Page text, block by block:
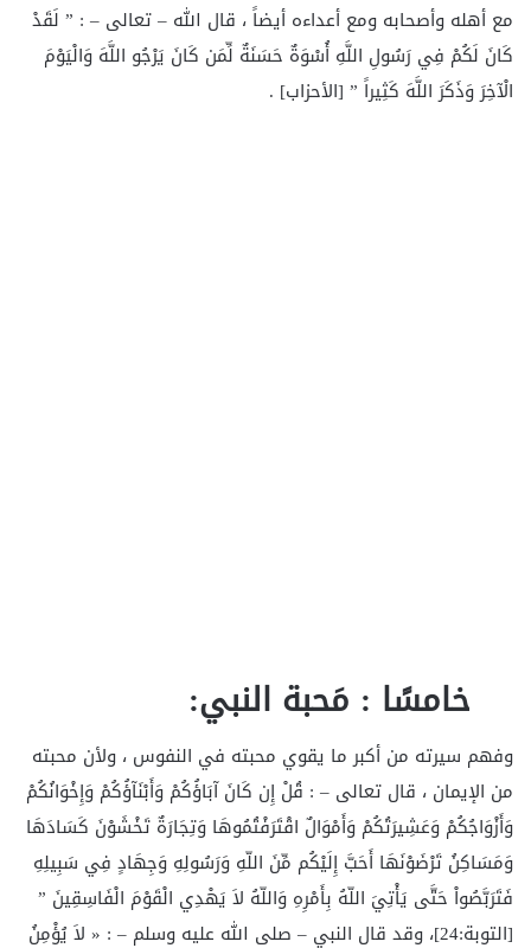
مع أهله وأصحابه ومع أعداءه أيضاً ، قال الله – تعالى – : ” لَقَدْ
كَانَ لَكُمْ فِي رَسُولِ اللَّهِ أُسْوَةٌ حَسَنَةٌ لِّمَن كَانَ يَرْجُو اللَّهَ وَالْيَوْمَ
الْآخِرَ وَذَكَرَ اللَّهَ كَثِيراً ” [الأحزاب] .
خامسًا : مَحبة النبي:
وفهم سيرته من أكبر ما يقوي محبته في النفوس ، ولأن محبته
من الإيمان ، قال تعالى – : قُلْ إِن كَانَ آبَاؤُكُمْ وَأَبْنَآؤُكُمْ وَإِخْوَانُكُمْ
وَأَزْوَاجُكُمْ وَعَشِيرَتُكُمْ وَأَمْوَالٌ اقْتَرَفْتُمُوهَا وَتِجَارَةٌ تَخْشَوْنَ كَسَادَهَا
وَمَسَاكِنُ تَرْضَوْنَهَا أَحَبَّ إِلَيْكُم مِّنَ اللّهِ وَرَسُولِهِ وَجِهَادٍ فِي سَبِيلِهِ
فَتَرَبَّصُواْ حَتَّى يَأْتِيَ اللّهُ بِأَمْرِهِ وَاللّهُ لاَ يَهْدِي الْقَوْمَ الْفَاسِقِينَ ”
[التوبة:24]، وقد قال النبي – صلى الله عليه وسلم – : « لاَ يُؤْمِنُ